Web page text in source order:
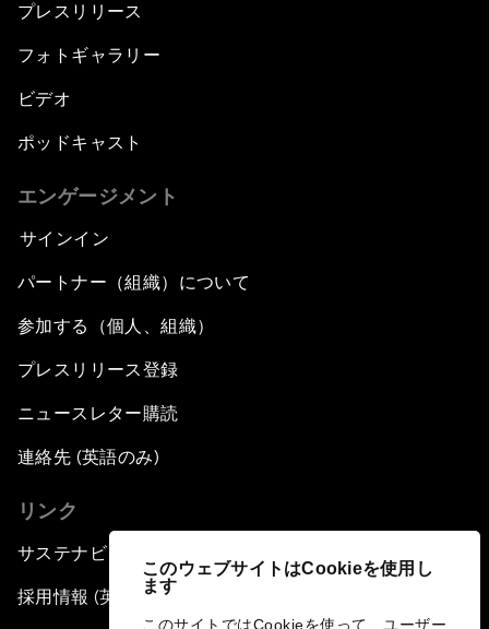
このウェブサイトはCookieを使用し
ます
このサイトではCookieを使って、ユーザー
プレスリリース
フォトギャラリー
ビデオ
ポッドキャスト
エンゲージメント
サインイン
パートナー（組織）について
参加する（個人、組織）
プレスリリース登録
ニュースレター購読
連絡先 (英語のみ)
リンク
サステナビリティへの取り組み
採用情報 (英語のみ)